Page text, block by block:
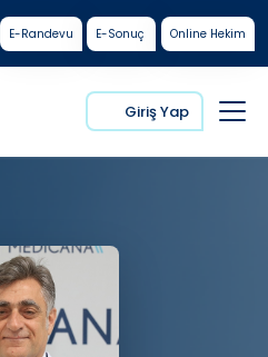
E-Randevu E-Sonuç Online Hekim
Giriş Yap